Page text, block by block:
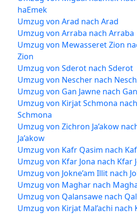
haEmek
Umzug von Arad nach Arad
Umzug von Arraba nach Arraba
Umzug von Mewasseret Zion
Zion
Umzug von Sderot nach Sderot
Umzug von Nescher nach
Umzug von Gan Jawne nach
Umzug von Kirjat Schmona
Schmona
Umzug von Zichron Ja’akow
Ja’akow
Umzug von Kafr Qasim nach
Umzug von Kfar Jona nach Kfar
Umzug von Jokne’am Illit nach
Umzug von Maghar nach
Umzug von Qalansawe nach
Umzug von Kirjat Mal’achi nach